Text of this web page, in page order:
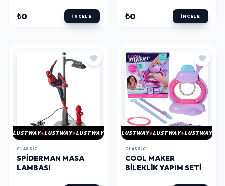
₺0 İNCELE ₺0 İNCELE
LUSTWAY LUSTWAY LUSTWAY
CLASSIC
SPIDERMAN MASA
LAMBASI
LUSTWAY LUSTWAY LUSTWAY
CLASSIC
COOL MAKER
BILEKLIK YAPIM SETI